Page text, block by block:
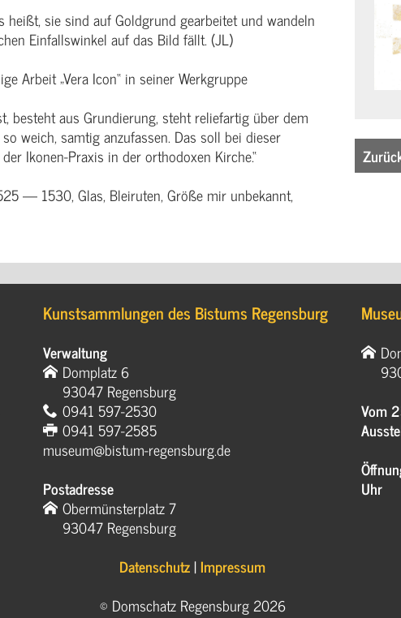
sie sind auf Goldgrund gearbeitet und wandeln
Einfallswinkel auf das Bild fällt. (JL)
Arbeit „Vera Icon“ in seiner Werkgruppe
besteht aus Grundierung, steht reliefartig über dem
weich, samtig anzufassen. Das soll bei dieser
Ikonen-Praxis in der orthodoxen Kirche.“
— 1530, Glas, Bleiruten, Größe mir unbekannt,
Kunstsammlungen des Bistums Regensburg
Verwaltung
Domplatz 6
93047 Regensburg
0941 597-2530
0941 597-2585
museum@bistum-regensburg.de
Postadresse
Obermünsterplatz 7
93047 Regensburg
Vom
Uhr
Datenschutz|Impressum
© Domschatz Regensburg 2026